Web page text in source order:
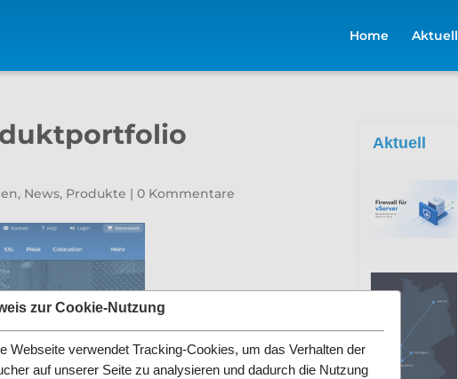
Home Aktuell
, News, Produkte |0 Kommentare
Aktuell
zur Cookie-Nutzung
Webseite verwendet Tracking-Cookies, um das Verhalten der
auf unserer Seite zu analysieren und dadurch die Nutzung